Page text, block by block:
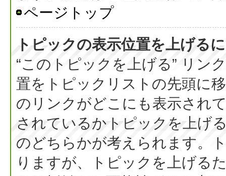
ページトップ
トピックの表示位置を上げる
“このトピックを上げる” リン
置をトピックリストの先頭に
のリンクがどこにも表示され
されているかトピックを上げ
のどちらかが考えられます。
りますが、トピックを上げる